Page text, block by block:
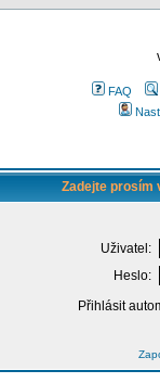
FAQ
Zadejte prosím
Uživatel:
Heslo:
Přihlásit